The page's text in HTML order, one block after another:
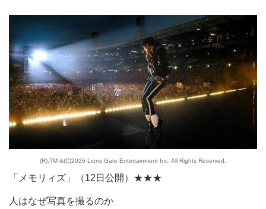
(R),TM &(C)2026 Lions Gate Entertainment Inc. All Rights Reserved.
「メモリィズ」（12日公開）★★★
人はなぜ写真を撮るのか